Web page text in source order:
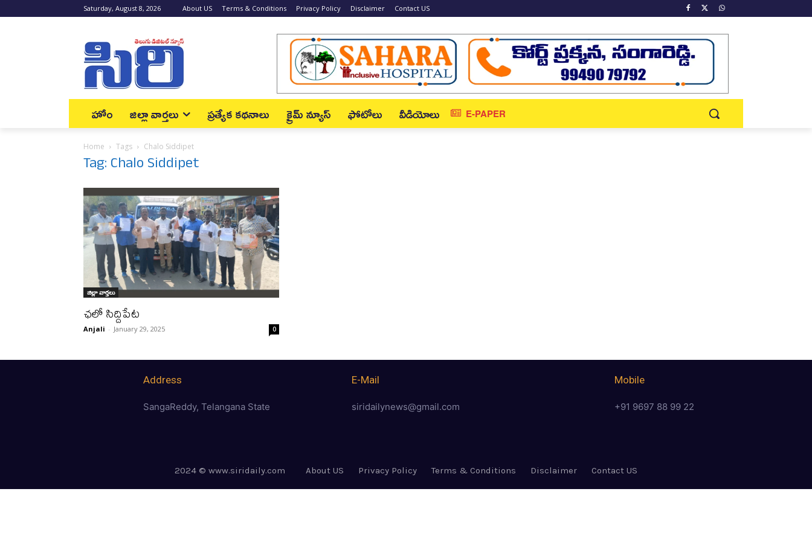
Saturday, August 8, 2026 About US Terms & Conditions Privacy Policy Disclaimer Contact US
హోం జిల్లా వార్త‌లు ప్రత్యేక కథనాలు క్రైమ్ న్యూస్‌ ఫోటోలు వీడియోలు E-PAPER
Home Tags Chalo Siddipet
Tag: Chalo Siddipet
జిల్లా వార్త‌లు
ఛలో సిద్దిపేట
Anjali - January 29, 2025 0
Address
SangaReddy, Telangana State
E-Mail
siridailynews@gmail.com
Mobile
+91 9697 88 99 22
2024 © www.siridaily.com About US Privacy Policy Terms & Conditions Disclaimer Contact US